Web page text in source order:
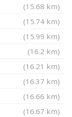
(15.68 km)
(15.74 km)
(15.99 km)
(16.2 km)
(16.21 km)
(16.37 km)
(16.66 km)
(16.67 km)